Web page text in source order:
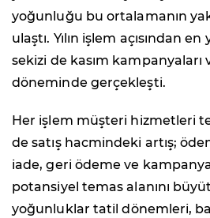
yoğunluğu bu ortalamanın
ulaştı. Yılın işlem açısından
sekizi de kasım kampanyaları
döneminde gerçekleşti.
Her işlem müşteri hizmetleri
de satış hacmindeki artış;
iade, geri ödeme ve
potansiyel temas alanını
yoğunluklar tatil dönemleri,